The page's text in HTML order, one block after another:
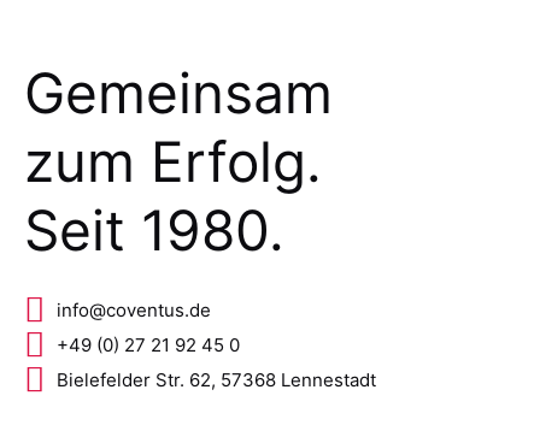
Gemeinsam
zum Erfolg.
Seit 1980.
info@coventus.de
+49 (0) 27 21 92 45 0
Bielefelder Str. 62, 57368 Lennestadt